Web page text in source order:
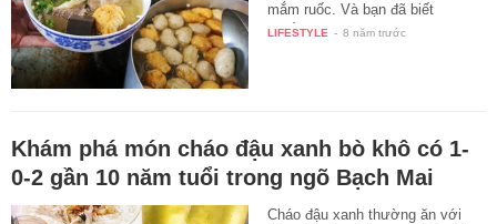
mắm ruốc. Và bạn đã biết
muốn…
LIFESTYLE - 8 năm trước
Khám phá món cháo đậu xanh bò khô có 1-
0-2 gần 10 năm tuổi trong ngõ Bạch Mai
Cháo đậu xanh thường ăn với